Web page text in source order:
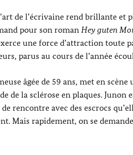
de l’écrivaine rend brillante et
pour son roman Hey guten
une force d’attraction toute
parus au cours de l’année
âgée de 59 ans, met en
de la sclérose en plaques. Junon
rencontre avec des escrocs
Mais rapidement, on se